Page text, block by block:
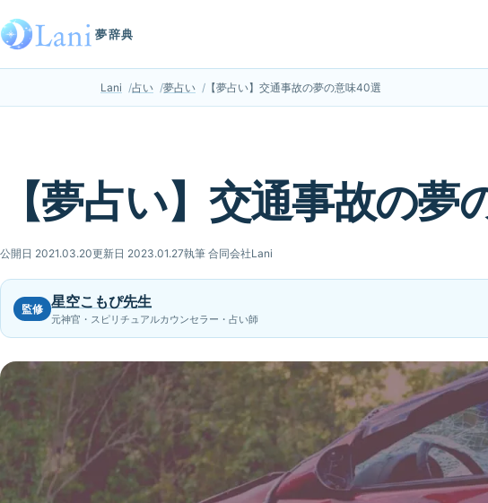
夢辞典
Lani 占い 夢占い 【夢占い】交通事故の夢の意味40選
【夢占い】交通事故の
公開日 2021.03.20更新日 2023.01.27執筆 合同会社Lani
監修 星空こもぴ先生
元神官・スピリチュアルカウンセラー・占い師